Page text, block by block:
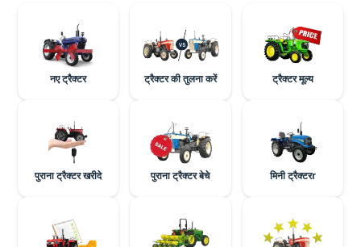
नए ट्रैक्टर ट्रैक्टर की तुलना करें ट्रैक्टर मूल्य
पुराना ट्रैक्टर खरीदे पुराना ट्रैक्टर बेचे मिनी ट्रैक्टरr